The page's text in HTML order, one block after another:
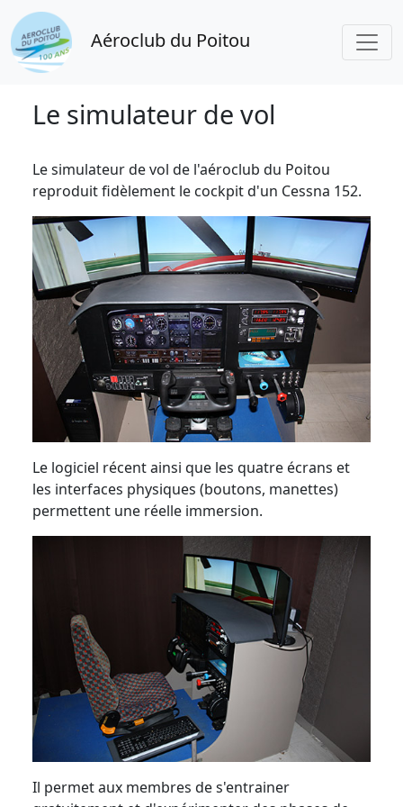
Aéroclub du Poitou
Le simulateur de vol
Le simulateur de vol de l'aéroclub du Poitou
reproduit fidèlement le cockpit d'un Cessna 152.
Le logiciel récent ainsi que les quatre écrans et
les interfaces physiques (boutons, manettes)
permettent une réelle immersion.
Il permet aux membres de s'entrainer